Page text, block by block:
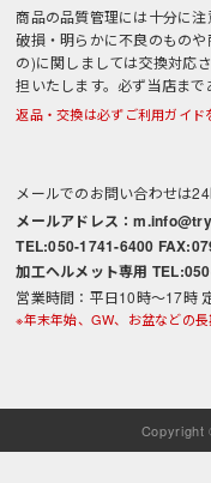
商品の品質管理には十分に
破損・明らかに不良のもの
の)に関しましては交換対応
担いたします。必ず当店まで
返品・交換は必ずご利用ガイド
メールでのお問い合わせは
メールアドレス：
TEL:050-1741-6400
加工ヘルメット専用
営業時間：平日10時～17時
※年末年始、GW、お盆などの
Copyright